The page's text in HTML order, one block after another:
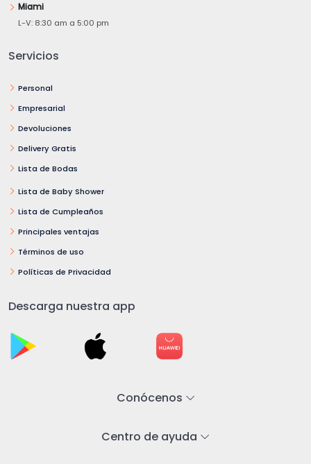
Miami
L-V: 8:30 am a 5:00 pm
Servicios
Personal
Empresarial
Devoluciones
Delivery Gratis
Lista de Bodas
Lista de Baby Shower
Lista de Cumpleaños
Principales ventajas
Términos de uso
Políticas de Privacidad
Descarga nuestra app
Conócenos
Centro de ayuda